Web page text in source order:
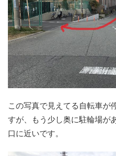
この写真で見えてる自転車が
すが、もう少し奥に駐輪場が
口に近いです。